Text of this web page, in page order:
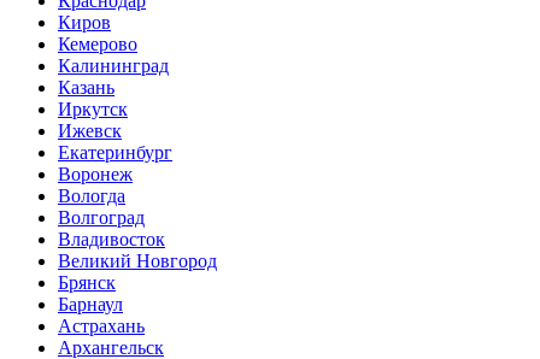
Киров
Кемерово
Калининград
Казань
Иркутск
Ижевск
Екатеринбург
Воронеж
Вологда
Волгоград
Владивосток
Великий Новгород
Брянск
Барнаул
Астрахань
Архангельск